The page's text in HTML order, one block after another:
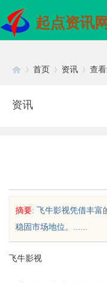
起点资讯网
首页 资讯 查
资讯
摘要: 飞牛影视凭借丰富
稳固市场地位。......
飞牛影视
铸金鼎 ——山东世超